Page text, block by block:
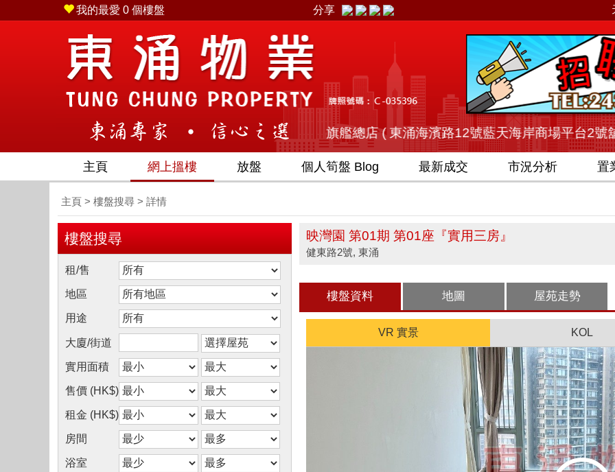
我的最愛 0 個樓盤 分享
) - 電話 (852) 2436 2228 - 傳真 (852) 2385 7879 旗艦總店 ( 東涌海濱路12號藍天海岸商場平台2號
主頁 網上搵樓 放盤 個人筍盤 Blog 最新成交 市況分析 置
主頁 > 樓盤搜尋 > 詳情
樓盤搜尋
租/售
地區
用途
大廈/街道
實用面積
售價 (HK$)
租金 (HK$)
房間
浴室
映灣園 第01期 第01座『實用三房』
健東路2號, 東涌
樓盤資料 地圖 屋苑走勢
VR 實景 KOL